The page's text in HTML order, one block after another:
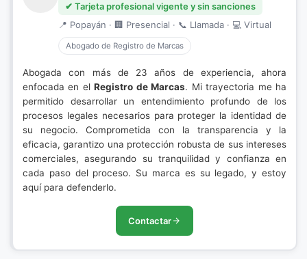
✔ Tarjeta profesional vigente y sin sanciones
📍 Popayán · 🏢 Presencial · 📞 Llamada · 💻 Virtual
Abogado de Registro de Marcas
Abogada con más de 23 años de experiencia, ahora
enfocada en elRegistro de Marcas. Mi trayectoria me ha
permitido desarrollar un entendimiento profundo de los
procesos legales necesarios para proteger la identidad de
su negocio. Comprometida con la transparencia y la
eficacia, garantizo una protección robusta de sus intereses
comerciales, asegurando su tranquilidad y confianza en
cada paso del proceso. Su marca es su legado, y estoy
aquí para defenderlo.
Contactar